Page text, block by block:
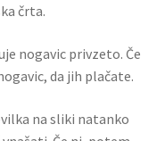
črta.
nogavic privzeto. Če
da jih plačate.
na sliki natanko